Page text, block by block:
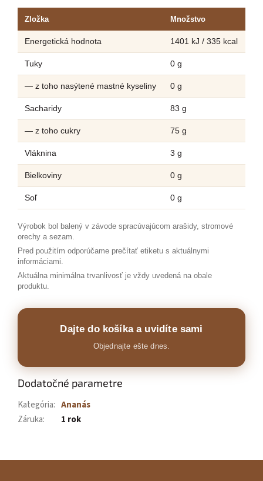
Zložka Množstvo
Energetická hodnota 1401 kJ / 335 kcal
Tuky 0 g
— z toho nasýtené mastné kyseliny 0 g
Sacharidy 83 g
— z toho cukry 75 g
Vláknina 3 g
Bielkoviny 0 g
Soľ 0 g
Výrobok bol balený v závode spracúvajúcom arašidy, stromové
orechy a sezam.
Pred použitím odporúčame prečítať etiketu s aktuálnymi
informáciami.
Aktuálna minimálna trvanlivosť je vždy uvedená na obale
produktu.
Dajte do košíka a uvidíte sami
Objednajte ešte dnes.
Dodatočné parametre
Kategória: Ananás
Záruka: 1 rok